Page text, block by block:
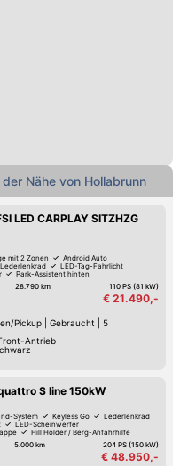
Nähe von Hollabrunn
LED CARPLAY SITZHZG
mit 2 Zonen
Android Auto
Lederlenkrad
LED-Tag-Fahrlicht
Park-Assistent hinten
28.790 km 110 PS (81 kW)
€ 21.490,-
Pickup| Gebraucht
5
Antrieb
S line 150kW
System Keyless Go
Lederlenkrad
LED-Scheinwerfer
Hill Holder / Berg-Anfahrhilfe
5.000 km 204 PS (150 kW)
€ 48.950,-